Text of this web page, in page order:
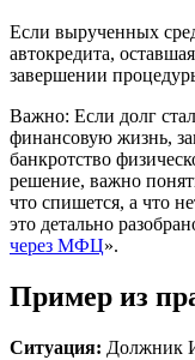
Если вырученных
автокредита,
завершении
Важно: Если долг
финансовую жизнь,
банкротство
решение, важно
что спишется, а что
это детально
через МФЦ».
Пример из
Ситуация: Должник